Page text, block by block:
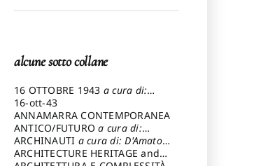
alcune sotto collane
16 OTTOBRE 1943 a cura di:
Pezzetti Marcello
16-ott-43
ANNAMARRA CONTEMPORANEA
ANTICO/FUTUROa cura di:
Varagnoli Claudio
ARCHINAUTI a cura di: D'Amato
Claudio
ARCHITECTURE HERITAGE and